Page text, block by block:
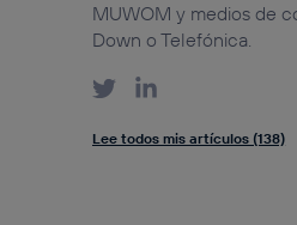
MUWOM y medios de
Down o Telefónica.
Lee todos mis artículos (138)